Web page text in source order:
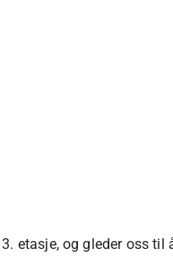
etasje, og gleder oss til